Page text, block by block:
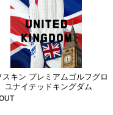
スキン プレミアムゴルフグロ
ナイテッドキングダム